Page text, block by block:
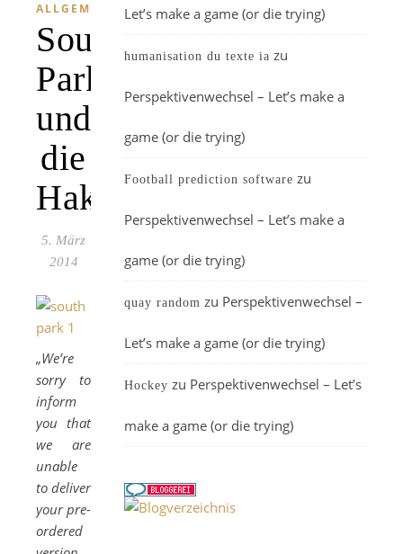
ALLGEMEIN)
South
Park
und
die
Hakenkreuze
5. März
2014
„We’re
sorry to
inform
you that
we are
unable
to deliver
your pre-
ordered
Let’s make a game (or die trying)
humanisation du texte ia zu
Perspektivenwechsel – Let’s make a
game (or die trying)
Football prediction software zu
Perspektivenwechsel – Let’s make a
game (or die trying)
quay random zu Perspektivenwechsel –
Let’s make a game (or die trying)
Hockey zu Perspektivenwechsel – Let’s
make a game (or die trying)